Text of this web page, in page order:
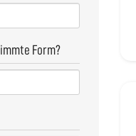
Form?